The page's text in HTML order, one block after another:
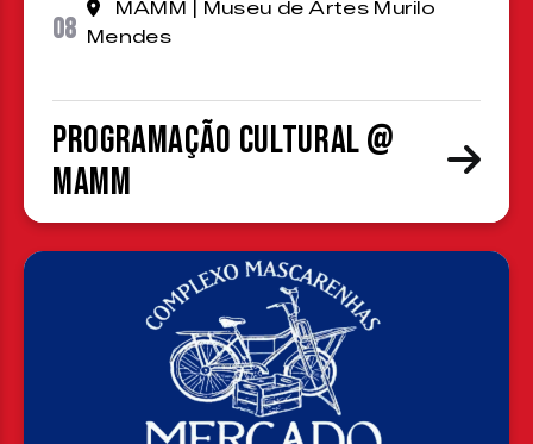
08
MAMM | Museu de Artes Murilo
Mendes
Programação cultural @
MAMM